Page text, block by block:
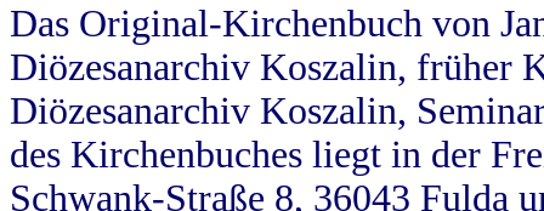
Das Original-Kirchenbuch von
Diözesanarchiv Koszalin, früher
Diözesanarchiv Koszalin,
des Kirchenbuches liegt in der
Schwank-Straße 8, 36043 Fulda